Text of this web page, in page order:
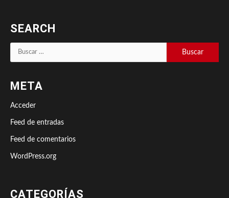
SEARCH
Buscar:
META
Acceder
Feed de entradas
Feed de comentarios
WordPress.org
CATEGORÍAS